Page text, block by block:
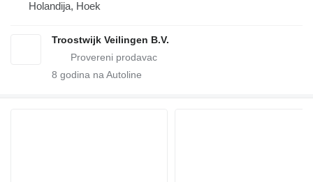
Holandija, Hoek
Troostwijk Veilingen B.V.
8 godina na Autoline